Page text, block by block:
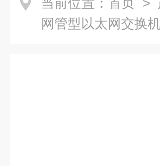
当前位置： 首页 >
网管型以太网交换机